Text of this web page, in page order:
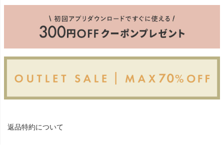
返品特約について